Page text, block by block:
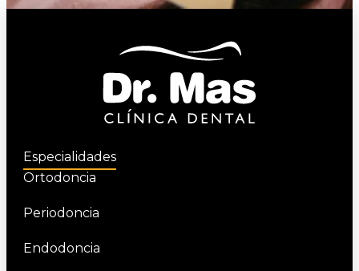
Especialidades
Ortodoncia
Periodoncia
Endodoncia